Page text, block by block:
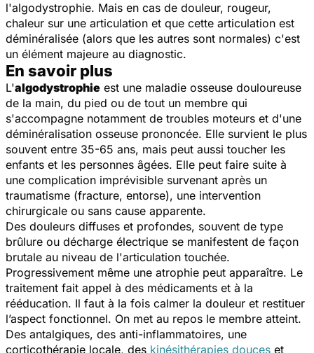
l'algodystrophie. Mais en cas de douleur, rougeur,
chaleur sur une articulation et que cette articulation est
déminéralisée (alors que les autres sont normales) c'est
un élément majeure au diagnostic.
En savoir plus
L'algodystrophie est une maladie osseuse douloureuse
de la main, du pied ou de tout un membre qui
s'accompagne notamment de troubles moteurs et d'une
déminéralisation osseuse prononcée. Elle survient le plus
souvent entre 35-65 ans, mais peut aussi toucher les
enfants et les personnes âgées. Elle peut faire suite à
une complication imprévisible survenant après un
traumatisme (fracture, entorse), une intervention
chirurgicale ou sans cause apparente.
Des douleurs diffuses et profondes, souvent de type
brûlure ou décharge électrique se manifestent de façon
brutale au niveau de l'articulation touchée.
Progressivement même une atrophie peut apparaître. Le
traitement fait appel à des médicaments et à la
rééducation. Il faut à la fois calmer la douleur et restituer
l’aspect fonctionnel. On met au repos le membre atteint.
Des antalgiques, des anti-inflammatoires, une
corticothérapie locale, des kinésithérapies douces et